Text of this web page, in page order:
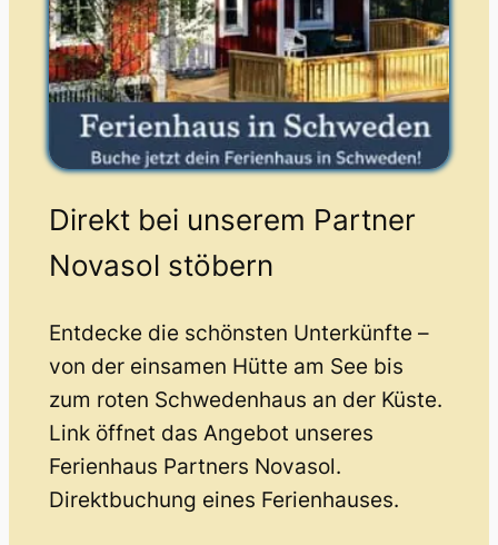
Direkt bei unserem Partner
Novasol stöbern
Entdecke die schönsten Unterkünfte –
von der einsamen Hütte am See bis
zum roten Schwedenhaus an der Küste.
Link öffnet das Angebot unseres
Ferienhaus Partners Novasol.
Direktbuchung eines Ferienhauses.